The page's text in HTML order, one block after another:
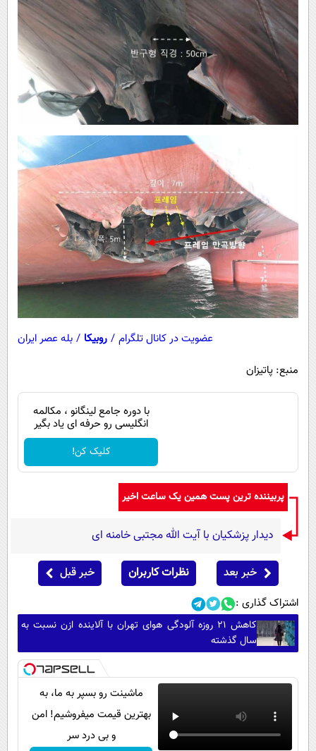
عضویت در کانال تلگرام / روبیکا / بله عصر ایران
منبع: پاتیزان
با دوره جامع لینگانو ، مکالمه
انگلیسی رو حرفه ای یاد بگیر
کلیک کن!
پربیننده ترین پست همین یک ساعت اخیر
دیدار پزشکیان با آیت الله مجتبی خامنه ای
خبر بعد نظرات کاربران خبر قبل
اشتراک گذاری :
کاهش ۲۱ روزه آلودگی هوای تهران با آلاینده ازن نسبت به
سال گذشته
ماشینت رو بسپر به ما، به
بهترین قیمت میفروشیم! امن
و بی درد سر